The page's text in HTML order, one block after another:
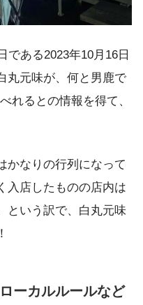
である2023年10月16日
丸元味が、何と男鹿で
れるとの情報を得て、
かなりの行列になって
入店したものの店内は
という訳で、白丸元味
ーカルルールなど